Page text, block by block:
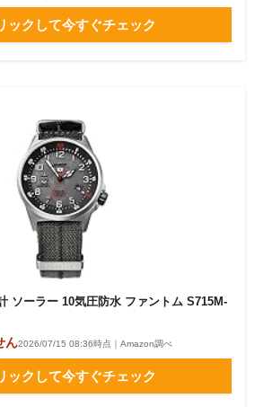
ックして今すぐチェック
ソーラー 10気圧防水 ファントム S715M-
ん2026/07/15 08:36時点｜Amazon調べ
ックして今すぐチェック